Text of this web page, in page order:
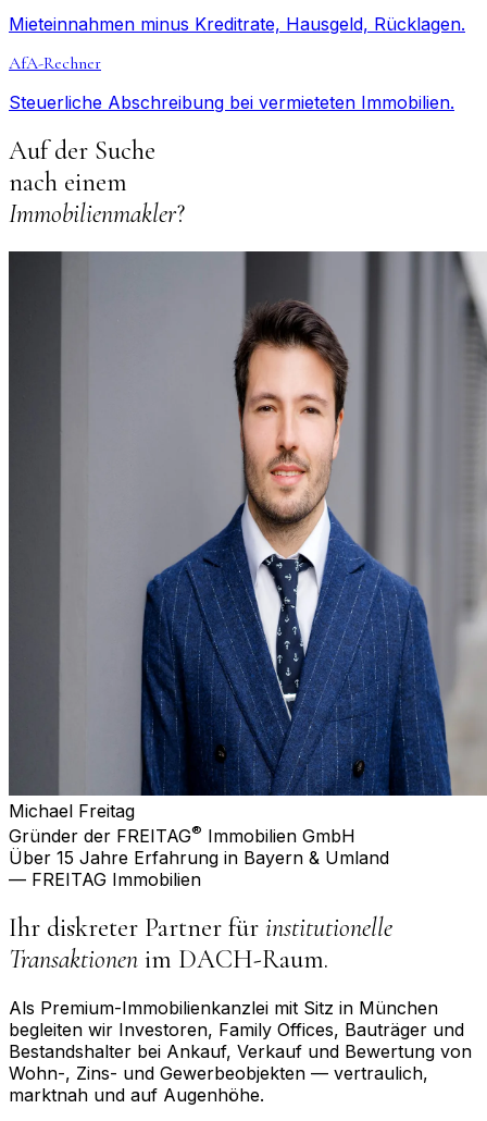
Mieteinnahmen minus Kreditrate, Hausgeld, Rücklagen.
AfA-Rechner
Steuerliche Abschreibung bei vermieteten Immobilien.
Auf der Suche
nach einem
Immobilienmakler?
Michael Freitag
Gründer der FREITAG® Immobilien GmbH
Über 15 Jahre Erfahrung in Bayern & Umland
— FREITAG Immobilien
Ihr diskreter Partner für institutionelle
Transaktionen im DACH-Raum.
Als Premium-Immobilienkanzlei mit Sitz in München
begleiten wir Investoren, Family Offices, Bauträger und
Bestandshalter bei Ankauf, Verkauf und Bewertung von
Wohn-, Zins- und Gewerbeobjekten — vertraulich,
marktnah und auf Augenhöhe.